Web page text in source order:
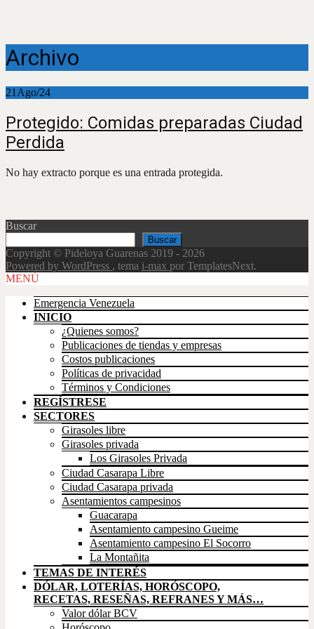
Archivo
21 Ago/24
Protegido: Comidas preparadas Ciudad
Perdida
No hay extracto porque es una entrada protegida.
Buscar
Buscar
Copyright © Pideloya Guarenas 2019 - 2026
Powered by WordPress , tema i-max por TemplatesNext.
Scroll
MENÚ
Emergencia Venezuela
INICIO
¿Quienes somos?
Publicaciones de tiendas y empresas
Costos publicaciones
Políticas de privacidad
Términos y Condiciones
REGÍSTRESE
SECTORES
Girasoles libre
Girasoles privada
Los Girasoles Privada
Ciudad Casarapa Libre
Ciudad Casarapa privada
Asentamientos campesinos
Guacarapa
Asentamiento campesino Gueime
Asentamiento campesino El Socorro
La Montañita
TEMAS DE INTERÉS
DÓLAR, LOTERÍAS, HORÓSCOPO,
RECETAS, RESEÑAS, REFRANES Y MÁS…
Valor dólar BCV